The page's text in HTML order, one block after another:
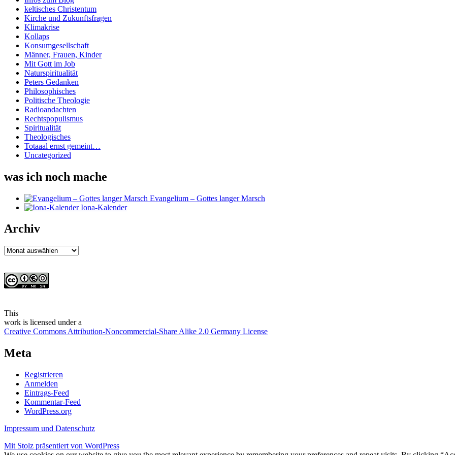
keltisches Christentum
Kirche und Zukunftsfragen
Klimakrise
Kollaps
Konsumgesellschaft
Männer, Frauen, Kinder
Mit Gott im Job
Naturspiritualität
Peters Gedanken
Philosophisches
Politische Theologie
Radioandachten
Rechtspopulismus
Spiritualität
Theologisches
Totaaal ernst gemeint…
Uncategorized
was ich noch mache
Evangelium – Gottes langer Marsch
Iona-Kalender
Archiv
Archiv
This
work is licensed under a
Creative Commons Attribution-Noncommercial-Share Alike 2.0 Germany License
Meta
Registrieren
Anmelden
Eintrags-Feed
Kommentar-Feed
WordPress.org
Impressum und Datenschutz
Mit Stolz präsentiert von WordPress